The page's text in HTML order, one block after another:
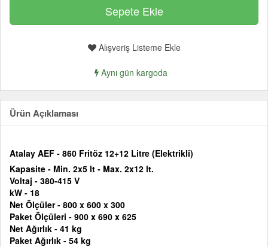
Alışveriş Listeme Ekle
Aynı gün kargoda
Ürün Açıklaması
Atalay AEF - 860 Fritöz 12+12 Litre (Elektrikli)
Kapasite - Min. 2x5 lt - Max. 2x12 lt.
Voltaj - 380-415 V
kW - 18
Net Ölçüler - 800 x 600 x 300
Paket Ölçüleri - 900 x 690 x 625
Net Ağırlık - 41 kg
Paket Ağırlık - 54 kg